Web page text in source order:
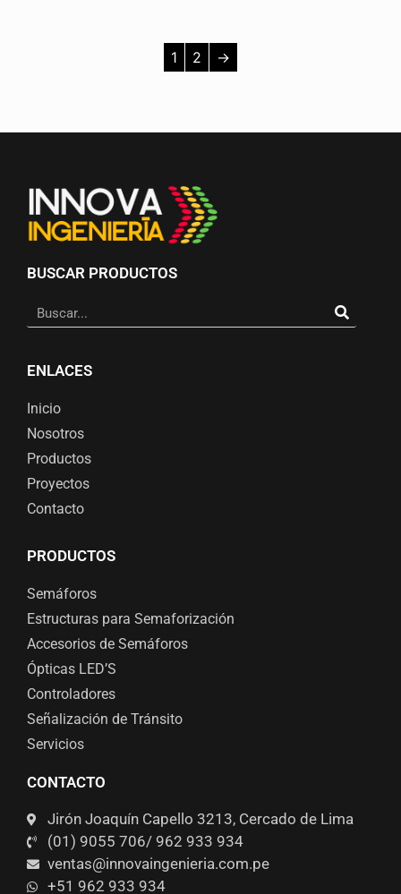
1 2 →
BUSCAR PRODUCTOS
ENLACES
Inicio
Nosotros
Productos
Proyectos
Contacto
PRODUCTOS
Semáforos
Estructuras para Semaforización
Accesorios de Semáforos
Ópticas LED’S
Controladores
Señalización de Tránsito
Servicios
CONTACTO
Jirón Joaquín Capello 3213, Cercado de Lima
(01) 9055 706/ 962 933 934
ventas@innovaingenieria.com.pe
+51 962 933 934